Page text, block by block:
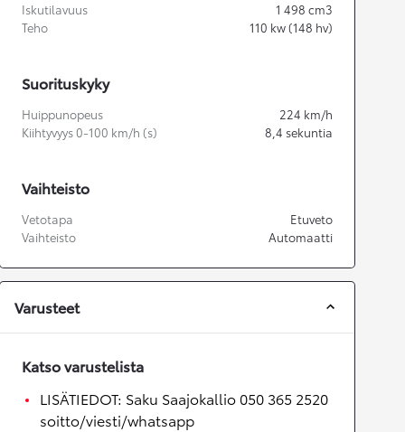
Iskutilavuus 1 498 cm3
Teho
110 kw (148 hv)
Suorituskyky
Huippunopeus 224 km/h
Kiihtyvyys 0-100 km/h (s)
8,4 sekuntia
Vaihteisto
Vetotapa
Etuveto
Vaihteisto
Automaatti
Varusteet
Katso varustelista
LISÄTIEDOT: Saku Saajokallio 050 365 2520
soitto/viesti/whatsapp